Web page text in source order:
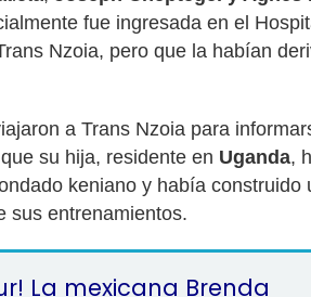
fue ingresada en el
Nzoia, pero que la habían
a Trans Nzoia para
su hija, residente en Uganda,
keniano y había construido
sus entrenamientos.
La mexicana Brenda